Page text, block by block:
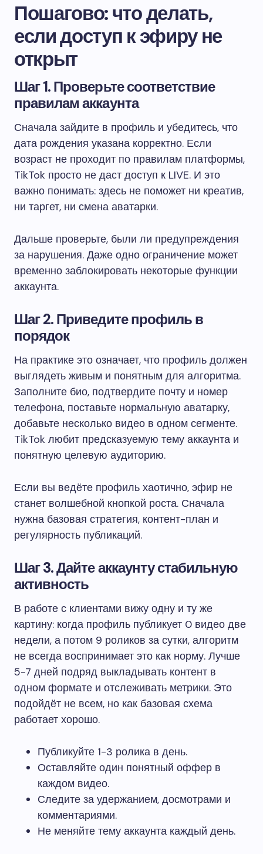
Пошагово: что делать,
если доступ к эфиру не
открыт
Шаг 1. Проверьте соответствие
правилам аккаунта
Сначала зайдите в профиль и убедитесь, что
дата рождения указана корректно. Если
возраст не проходит по правилам платформы,
TikTok просто не даст доступ к LIVE. И это
важно понимать: здесь не поможет ни креатив,
ни таргет, ни смена аватарки.
Дальше проверьте, были ли предупреждения
за нарушения. Даже одно ограничение может
временно заблокировать некоторые функции
аккаунта.
Шаг 2. Приведите профиль в
порядок
На практике это означает, что профиль должен
выглядеть живым и понятным для алгоритма.
Заполните био, подтвердите почту и номер
телефона, поставьте нормальную аватарку,
добавьте несколько видео в одном сегменте.
TikTok любит предсказуемую тему аккаунта и
понятную целевую аудиторию.
Если вы ведёте профиль хаотично, эфир не
станет волшебной кнопкой роста. Сначала
нужна базовая стратегия, контент-план и
регулярность публикаций.
Шаг 3. Дайте аккаунту стабильную
активность
В работе с клиентами вижу одну и ту же
картину: когда профиль публикует 0 видео две
недели, а потом 9 роликов за сутки, алгоритм
не всегда воспринимает это как норму. Лучше
5-7 дней подряд выкладывать контент в
одном формате и отслеживать метрики. Это
подойдёт не всем, но как базовая схема
работает хорошо.
Публикуйте 1-3 ролика в день.
Оставляйте один понятный оффер в
каждом видео.
Следите за удержанием, досмотрами и
комментариями.
Не меняйте тему аккаунта каждый день.